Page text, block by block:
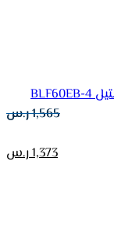
1,565ر.س
1,373ر.س